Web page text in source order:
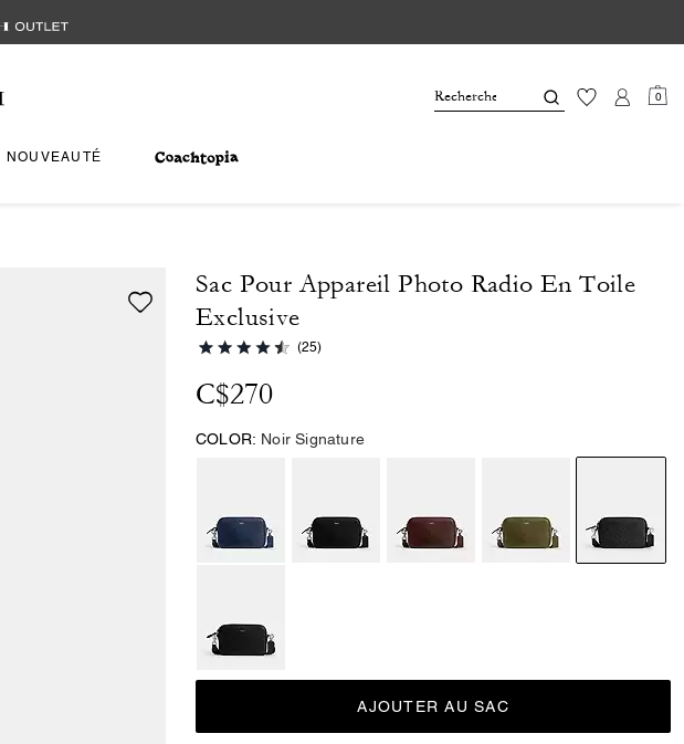
0
NOUVEAUTÉ
Sac Pour Appareil Photo Radio En Toile
Exclusive
(25)
C$270
COLOR: Noir Signature
AJOUTER AU SAC